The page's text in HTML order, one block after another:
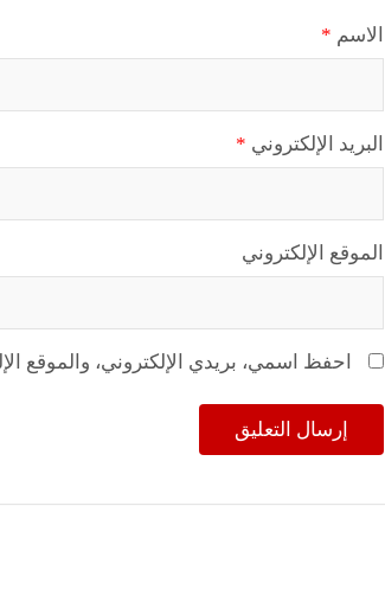
الاسم *
البريد الإلكتروني *
الموقع الإلكتروني
احفظ اسمي، بريدي الإلكتروني، والموقع